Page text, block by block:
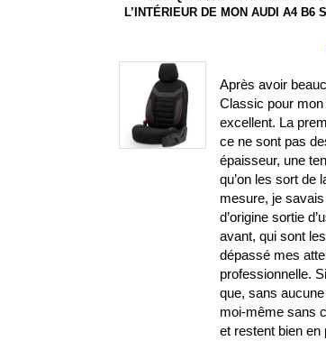
L’INTÉRIEUR DE MON AUDI A4 B6
Après avoir
Classic pour mon
excellent. La
ce ne sont pas
épaisseur, une
qu’on les sort de
mesure, je
d’origine sortie
avant, qui sont
dépassé mes
professionnelle.
que, sans
moi-même sans
et restent bien en